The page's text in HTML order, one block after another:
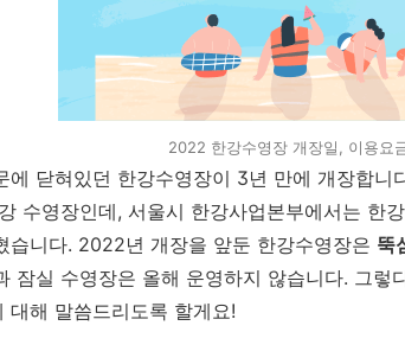
2022 한강수영장 개장일, 이용요
에 닫혀있던 한강수영장이 3년 만에 개장합니
수영장인데, 서울시 한강사업본부에서는 한
습니다. 2022년 개장을 앞둔 한강수영장은 뚝
잠실 수영장은 올해 운영하지 않습니다. 그
대해 말씀드리도록 할게요!